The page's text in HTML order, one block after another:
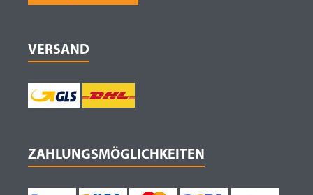
VERSAND
ZAHLUNGSMÖGLICHKEITEN